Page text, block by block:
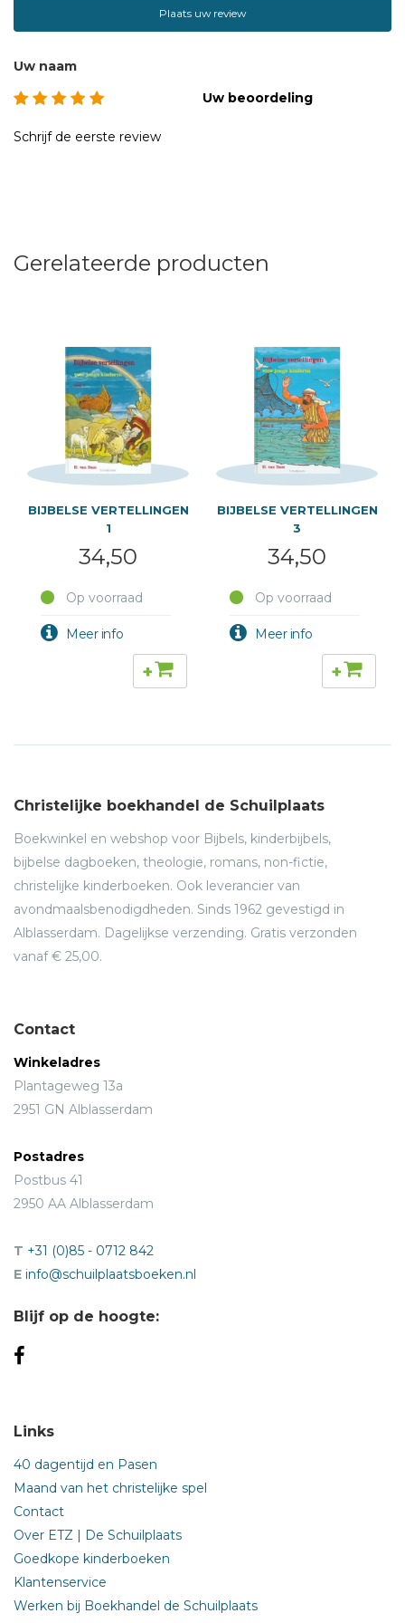
Plaats uw review
Uw naam
Uw beoordeling
Schrijf de eerste review
Gerelateerde producten
BIJBELSE VERTELLINGEN
1
34,50
Op voorraad
+
BIJBELSE VERTELLINGEN
3
34,50
Op voorraad
+
Christelijke boekhandel de Schuilplaats
Boekwinkel en webshop voor Bijbels, kinderbijbels,
bijbelse dagboeken, theologie, romans, non-fictie,
christelijke kinderboeken. Ook leverancier van
avondmaalsbenodigdheden. Sinds 1962 gevestigd in
Alblasserdam. Dagelijkse verzending. Gratis verzonden
vanaf € 25,00.
Contact
Winkeladres
Plantageweg 13a
2951 GN Alblasserdam
Postadres
Postbus 41
2950 AA Alblasserdam
T +31 (0)85 - 0712 842
E info@schuilplaatsboeken.nl
Blijf op de hoogte:
Links
40 dagentijd en Pasen
Maand van het christelijke spel
Contact
Over ETZ | De Schuilplaats
Goedkope kinderboeken
Klantenservice
Werken bij Boekhandel de Schuilplaats